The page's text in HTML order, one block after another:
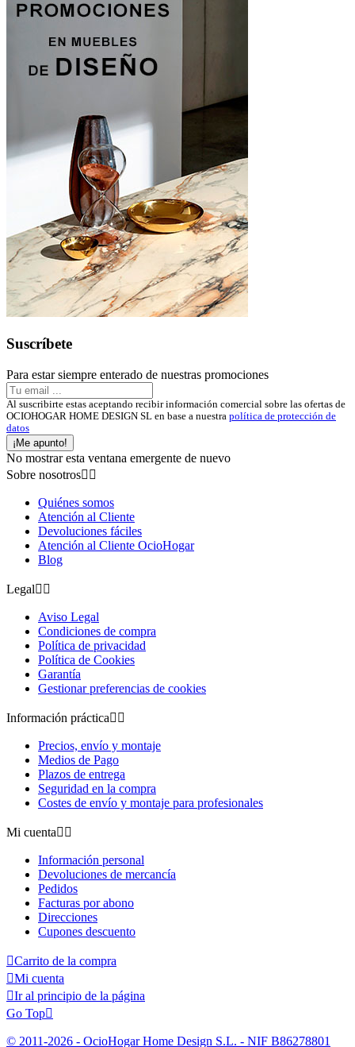
Suscríbete
Para estar siempre enterado de nuestras promociones
Al suscribirte estas aceptando recibir información comercial sobre las ofertas de
OCIOHOGAR HOME DESIGN SL en base a nuestra política de protección de
datos
¡Me apunto!
No mostrar esta ventana emergente de nuevo
Sobre nosotros 
Quiénes somos
Atención al Cliente
Devoluciones fáciles
Atención al Cliente OcioHogar
Blog
Legal 
Aviso Legal
Condiciones de compra
Política de privacidad
Política de Cookies
Garantía
Gestionar preferencias de cookies
Información práctica 
Precios, envío y montaje
Medios de Pago
Plazos de entrega
Seguridad en la compra
Costes de envío y montaje para profesionales
Mi cuenta 
Información personal
Devoluciones de mercancía
Pedidos
Facturas por abono
Direcciones
Cupones descuento
Carrito de la compra
Mi cuenta
Ir al principio de la página
Go Top
© 2011-2026 - OcioHogar Home Design S.L. - NIF B86278801